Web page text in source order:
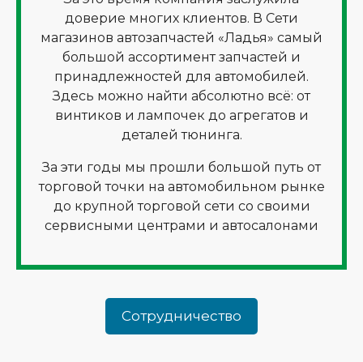
доверие многих клиентов. В Сети
магазинов автозапчастей «Ладья» самый
большой ассортимент запчастей и
принадлежностей для автомобилей.
Здесь можно найти абсолютно всё: от
винтиков и лампочек до агрегатов и
деталей тюнинга.
За эти годы мы прошли большой путь от
торговой точки на автомобильном рынке
до крупной торговой сети со своими
сервисными центрами и автосалонами
Сотрудничество